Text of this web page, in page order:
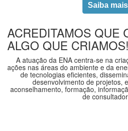
Saiba mais
ACREDITAMOS QUE
ALGO QUE CRIAMOS!
A atuação da ENAcentra-se na
ações nas áreas do ambiente e da
de tecnologias eficientes,
desenvolvimento de projetos,
aconselhamento, formação,
de